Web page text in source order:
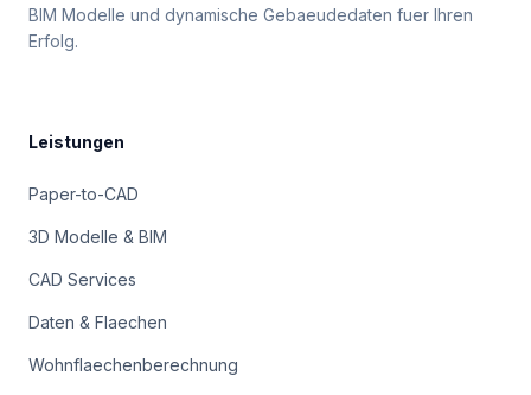
BIM Modelle und dynamische Gebaeudedaten fuer Ihren
Erfolg.
Leistungen
Paper-to-CAD
3D Modelle & BIM
CAD Services
Daten & Flaechen
Wohnflaechenberechnung